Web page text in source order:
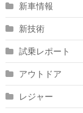
新車情報
新技術
試乗レポート
アウトドア
レジャー